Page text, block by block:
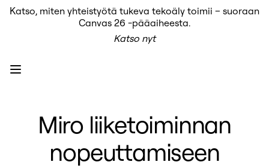
Tuote
Esittelyssä
Intelligent Canvas™
Liittimet
MCP-palvelin
AI-pelikirjat
MCP-palvelin
Blueprints
Katso, miten yhteistyötä tukeva tekoäly toimii – suoraan
Canvas 26 -pääaiheesta.
Katso nyt
Miro liiketoiminnan
nopeuttamiseen